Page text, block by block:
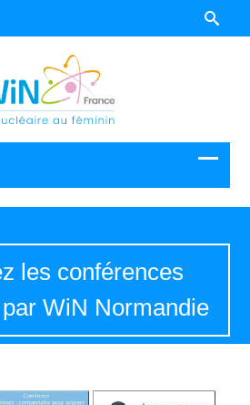
les conférences
WiN Normandie